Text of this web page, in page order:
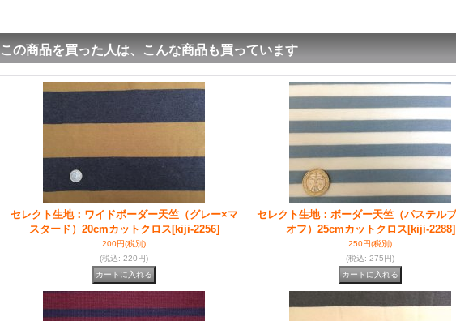
この商品を買った人は、こんな商品も買っています
セレクト生地：ワイドボーダー天竺（グレー×マ
スタード）20cmカットクロス [kiji-2256]
200円(税別)
(税込: 220円)
セレクト生地：ボーダー天竺（パステル
オフ）25cmカットクロス [kiji-2288]
250円(税別)
(税込: 275円)